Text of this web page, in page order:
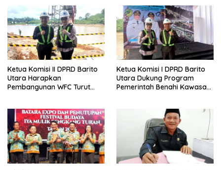
Ketua Komisi II DPRD Barito
Utara Harapkan
Pembangunan WFC Turut
Ketua Komisi I DPRD Barito
Utara Dukung Program
Pemerintah Benahi Kawasan